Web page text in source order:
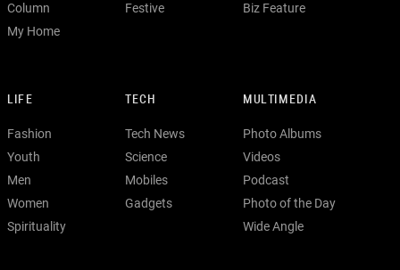
Column
My Home
Festive
Biz Feature
LIFE
Fashion
Youth
Men
Women
Spirituality
TECH
Tech News
Science
Mobiles
Gadgets
MULTIMEDIA
Photo Albums
Videos
Podcast
Photo of the Day
Wide Angle